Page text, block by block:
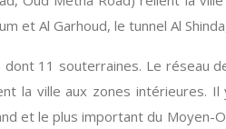
et Al Garhoud, le tunnel Al
11 souterraines. Le réseau
la ville aux zones intérieures.
et le plus important du